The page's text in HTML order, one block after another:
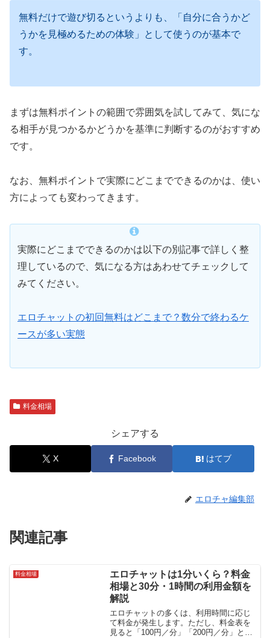
無料だけで遊び切るというよりも、「自分に合うかど
うかを見極めるための体験」として使うのが基本で
す。
まずは無料ポイントの範囲で雰囲気を試してみて、気にな
る相手が見つかるかどうかを基準に判断するのがおすすめ
です。
なお、無料ポイントで実際にどこまでできるのかは、使い
方によっても変わってきます。
実際にどこまでできるのかは以下の別記事で詳しく整
理しているので、気になる方はあわせてチェックして
みてください。
エロチャットの初回無料はどこまで？数分で終わるケ
ースが多い実態
料金相場
シェアする
X Facebook はてブ
エロチャ編集部
関連記事
料金相場
エロチャットは1分いくら？料金
相場と30分・1時間の利用金額を
解説
エロチャットの多くは、利用時間に応じ
て料金が発生します。ただし、料金表を
見ると「100円／分」「200円／分」と表